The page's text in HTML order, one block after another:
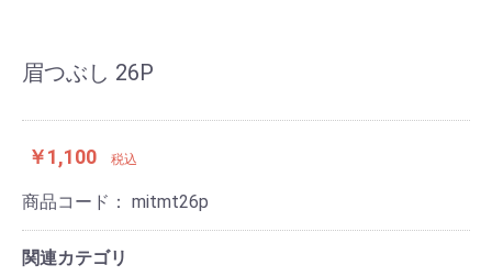
眉つぶし 26P
￥1,100 税込
商品コード： mitmt26p
関連カテゴリ